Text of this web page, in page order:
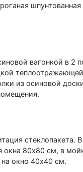
вагонкой в 2
из осиновой
стеклопакета.
окна 80х80 см, в
окно 40х40 см.